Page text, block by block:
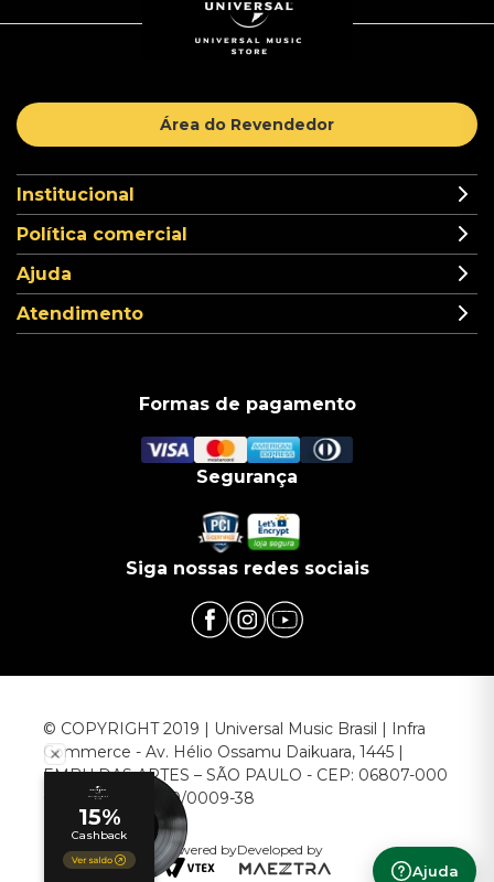
Ajuda
Área do Revendedor
Institucional
Política comercial
Ajuda
Atendimento
Formas de pagamento
Segurança
Siga nossas redes sociais
© COPYRIGHT 2019 | Universal Music Brasil | Infra
Commerce - Av. Hélio Ossamu Daikuara, 1445 |
EMBU DAS ARTES – SÃO PAULO - CEP: 06807-000
CNPJ: 00.952.789/0009-38
Powered byDeveloped by